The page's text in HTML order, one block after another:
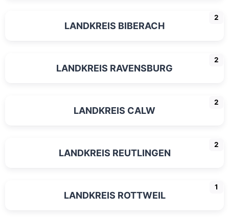
LANDKREIS BIBERACH
2
LANDKREIS RAVENSBURG
2
LANDKREIS CALW
2
LANDKREIS REUTLINGEN
2
LANDKREIS ROTTWEIL
1